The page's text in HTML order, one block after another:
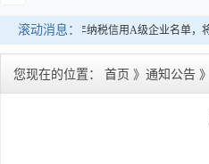
滚动消息：
：发布连续10年纳税信用A级企业名单，将
您现在的位置： 首页 》 通知公告 》